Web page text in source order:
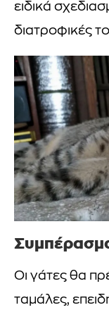
ειδικά
διατροφικές
Οι γάτες θα
ταμάλες,